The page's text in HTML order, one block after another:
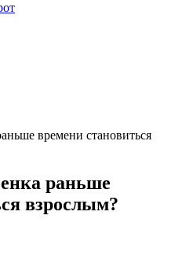
времени становиться
раньше
взрослым?